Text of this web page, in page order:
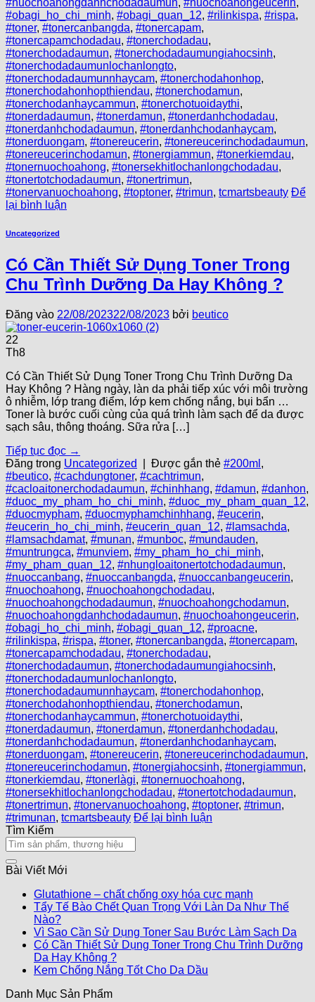
#nuochoahongdanhchodadaumun, #nuochoahongeucerin,
#obagi_ho_chi_minh, #obagi_quan_12, #rilinkispa, #rispa,
#toner, #tonercanbangda, #tonercapam,
#tonercapamchodadau, #tonerchodadau,
#tonerchodadaumun, #tonerchodadaumungiahocsinh,
#tonerchodadaumunlochanlongto,
#tonerchodadaumunnhaycam, #tonerchodahonhop,
#tonerchodahonhopthiendau, #tonerchodamun,
#tonerchodanhaycammun, #tonerchotuoidaythi,
#tonerdadaumun, #tonerdamun, #tonerdanhchodadau,
#tonerdanhchodadaumun, #tonerdanhchodanhaycam,
#tonerduongam, #tonereucerin, #tonereucerinchodadaumun,
#tonereucerinchodamun, #tonergiammun, #tonerkiemdau,
#tonernuochoahong, #tonersekhitlochanlongchodadau,
#tonertotchodadaumun, #tonertrimun,
#tonervanuochoahong, #toptoner, #trimun, tcmartsbeauty Để
lại bình luận
Uncategorized
Có Cần Thiết Sử Dụng Toner Trong
Chu Trình Dưỡng Da Hay Không ?
Đăng vào 22/08/202322/08/2023 bởi beutico
22
Th8
Có Cần Thiết Sử Dụng Toner Trong Chu Trình Dưỡng Da
Hay Không ? Hàng ngày, làn da phải tiếp xúc với môi trường
ô nhiễm, lớp trang điểm, lớp kem chống nắng, bụi bẩn …
Toner là bước cuối cùng của quá trình làm sạch để da được
sạch sâu, thông thoáng. Sữa rửa […]
Tiếp tục đọc →
Đăng trong Uncategorized Được gắn thẻ #200ml ,
#beutico, #cachdungtoner, #cachtrimun,
#cacloaitonerchodadaumun, #chinhhang, #damun, #danhon,
#duoc_my_pham_ho_chi_minh, #duoc_my_pham_quan_12,
#duocmypham, #duocmyphamchinhhang, #eucerin,
#eucerin_ho_chi_minh, #eucerin_quan_12, #lamsachda,
#lamsachdamat, #munan, #munboc, #mundauden,
#muntrungca, #munviem, #my_pham_ho_chi_minh,
#my_pham_quan_12, #nhungloaitonertotchodadaumun,
#nuoccanbang, #nuoccanbangda, #nuoccanbangeucerin,
#nuochoahong, #nuochoahongchodadau,
#nuochoahongchodadaumun, #nuochoahongchodamun,
#nuochoahongdanhchodadaumun, #nuochoahongeucerin,
#obagi_ho_chi_minh, #obagi_quan_12, #proacne,
#rilinkispa, #rispa, #toner, #tonercanbangda, #tonercapam,
#tonercapamchodadau, #tonerchodadau,
#tonerchodadaumun, #tonerchodadaumungiahocsinh,
#tonerchodadaumunlochanlongto,
#tonerchodadaumunnhaycam, #tonerchodahonhop,
#tonerchodahonhopthiendau, #tonerchodamun,
#tonerchodanhaycammun, #tonerchotuoidaythi,
#tonerdadaumun, #tonerdamun, #tonerdanhchodadau,
#tonerdanhchodadaumun, #tonerdanhchodanhaycam,
#tonerduongam, #tonereucerin, #tonereucerinchodadaumun,
#tonereucerinchodamun, #tonergiahocsinh, #tonergiammun,
#tonerkiemdau, #tonerlàgi, #tonernuochoahong,
#tonersekhitlochanlongchodadau, #tonertotchodadaumun,
#tonertrimun, #tonervanuochoahong, #toptoner, #trimun,
#trimunan, tcmartsbeauty Để lại bình luận
Tìm Kiếm
Bài Viết Mới
Glutathione – chất chống oxy hóa cực mạnh
Tẩy Tế Bào Chết Quan Trọng Với Làn Da Như Thế
Nào?
Vì Sao Cần Sử Dụng Toner Sau Bước Làm Sạch Da
Có Cần Thiết Sử Dụng Toner Trong Chu Trình Dưỡng
Da Hay Không ?
Kem Chống Nắng Tốt Cho Da Dầu
Danh Mục Sản Phẩm